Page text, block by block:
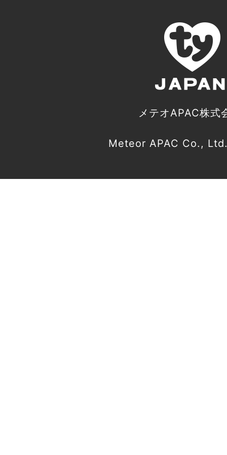
メテオAPAC株式
Meteor APAC Co.,